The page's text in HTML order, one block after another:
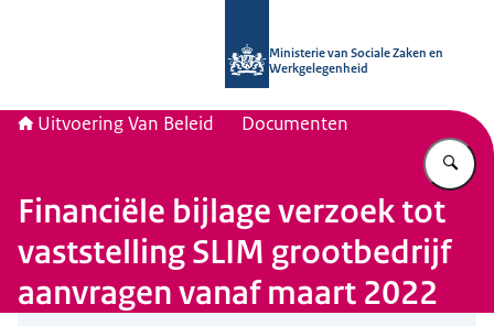
Ministerie van Sociale Zaken en
Werkgelegenheid
Uitvoering Van Beleid Documenten
Financiële bijlage verzoek tot
vaststelling SLIM grootbedrijf
aanvragen vanaf maart 2022